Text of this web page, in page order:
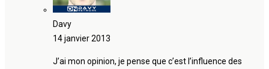
Davy
14 janvier 2013
J’ai mon opinion, je pense que c’est l’influence des